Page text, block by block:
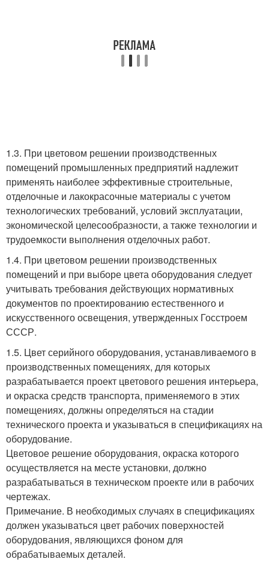
1.3. При цветовом решении производственных
помещений промышленных предприятий надлежит
применять наиболее эффективные строительные,
отделочные и лакокрасочные материалы с учетом
технологических требований, условий эксплуатации,
экономической целесообразности, а также технологии и
трудоемкости выполнения отделочных работ.
1.4. При цветовом решении производственных
помещений и при выборе цвета оборудования следует
учитывать требования действующих нормативных
документов по проектированию естественного и
искусственного освещения, утвержденных Госстроем
СССР.
1.5. Цвет серийного оборудования, устанавливаемого в
производственных помещениях, для которых
разрабатывается проект цветового решения интерьера,
и окраска средств транспорта, применяемого в этих
помещениях, должны определяться на стадии
технического проекта и указываться в спецификациях на
оборудование.
Цветовое решение оборудования, окраска которого
осуществляется на месте установки, должно
разрабатываться в техническом проекте или в рабочих
чертежах.
Примечание. В необходимых случаях в спецификациях
должен указываться цвет рабочих поверхностей
оборудования, являющихся фоном для
обрабатываемых деталей.